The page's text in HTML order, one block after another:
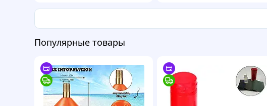
Популярные товары